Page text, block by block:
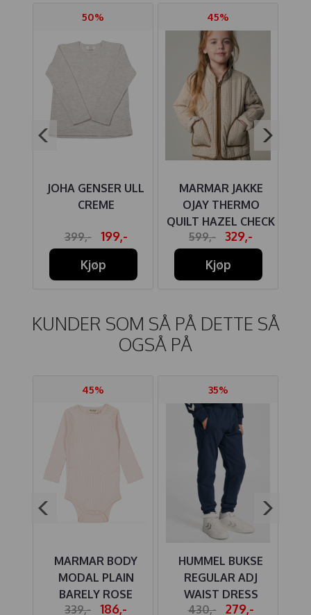
50%
JOHA GENSER ULL
CREME
399,-
199,-
Kjøp
45%
MARMAR JAKKE
OJAY THERMO
QUILT HAZEL CHECK
599,-
329,-
Kjøp
KUNDER SOM SÅ PÅ DETTE SÅ
OGSÅ PÅ
45%
MARMAR BODY
MODAL PLAIN
BARELY ROSE
339,-
186,-
35%
HUMMEL BUKSE
REGULAR ADJ
WAIST DRESS
BLUES
430,- 279,-